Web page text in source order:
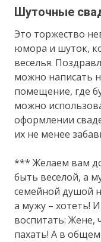
Шуточные
Это торжество
юмора и шуток,
веселья.
можно написать
помещение, где
можно
оформлении
их не менее
*** Желаем вам
быть веселой, а
семейной душой
а мужу – хотеть!
воспитать: Жене,
пахать! А в